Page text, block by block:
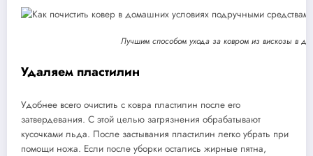
Лучшим способом ухода за ковром из вискозы в
Удаляем пластилин
Удобнее всего очистить с ковра пластилин после его
затвердевания. С этой целью загрязнения обрабатывают
кусочками льда. После застывания пластилин легко убрать при
помощи ножа. Если после уборки остались жирные пятна,